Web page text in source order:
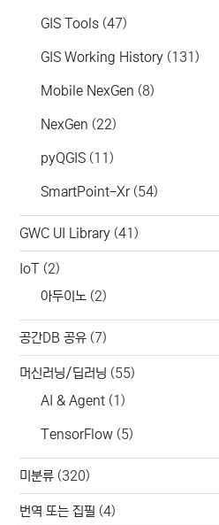
GIS Tools (47)
GIS Working History (131)
Mobile NexGen (8)
NexGen (22)
pyQGIS (11)
SmartPoint-Xr(54)
GWC UI Library (41)
IoT (2)
아두이노 (2)
공간DB 공유 (7)
머신러닝/딥러닝 (55)
AI & Agent (1)
TensorFlow (5)
미분류 (320)
번역 또는 집필 (4)